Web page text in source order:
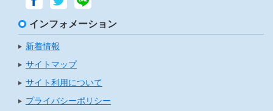
インフォメーション
新着情報
サイトマップ
サイト利用について
プライバシーポリシー